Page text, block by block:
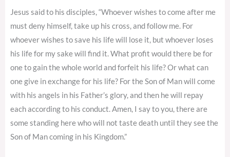
Jesus said to his disciples, “Whoever wishes to come after me
must deny himself, take up his cross, and follow me. For
whoever wishes to save his life will lose it, but whoever loses
his life for my sake will find it. What profit would there be for
one to gain the whole world and forfeit his life? Or what can
one give in exchange for his life? For the Son of Man will come
with his angels in his Father’s glory, and then he will repay
each according to his conduct. Amen, I say to you, there are
some standing here who will not taste death until they see the
Son of Man coming in his Kingdom.”